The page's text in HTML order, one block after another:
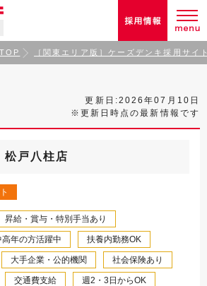
［関東エリア版］ケーズデンキ採用サイ
更新日:2026年07月10日
※更新日時点の最新情報です
戸八柱店
昇給・賞与・特別手当あり
高年の方活躍中 扶養内勤務OK
大手企業・公的機関 社会保険あり
交通費支給 週2・3日からOK